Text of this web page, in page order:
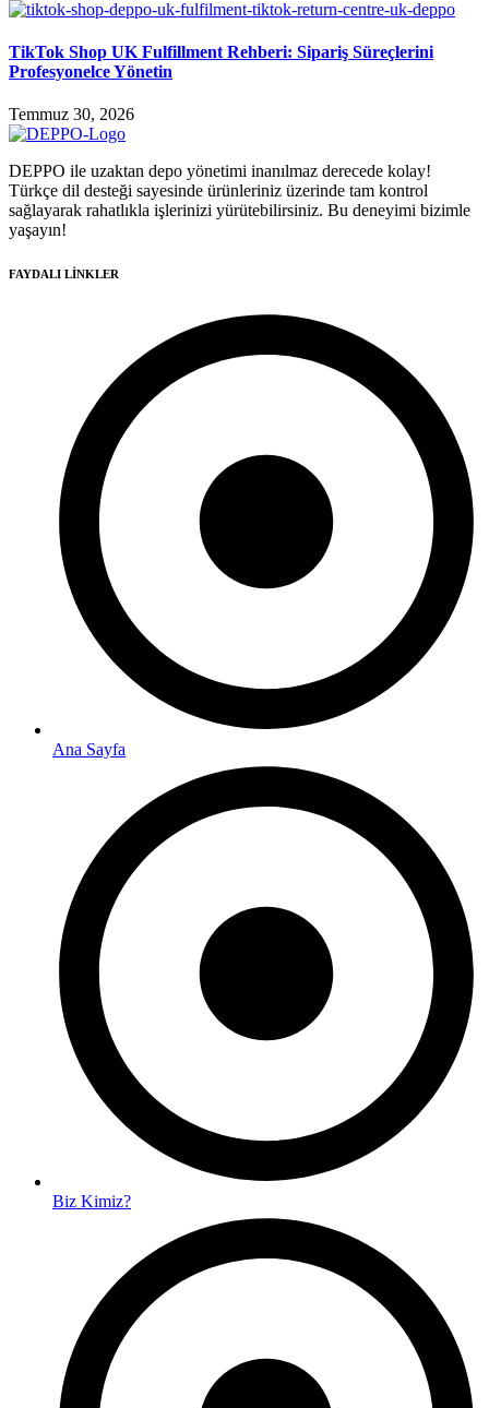
TikTok Shop UK Fulfillment Rehberi: Sipariş Süreçlerini
Profesyonelce Yönetin
Temmuz 30, 2026
DEPPO ile uzaktan depo yönetimi inanılmaz derecede kolay!
Türkçe dil desteği sayesinde ürünleriniz üzerinde tam kontrol
sağlayarak rahatlıkla işlerinizi yürütebilirsiniz. Bu deneyimi bizimle
yaşayın!
FAYDALI LİNKLER
Ana Sayfa
Biz Kimiz?